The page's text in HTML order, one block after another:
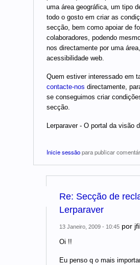
uma área geográfica, um tipo
todo o gosto em criar as
secção, bem como apoiar de
colaboradores, podendo
nos directamente por uma
acessibilidade web.
Quem estiver interessado em
contacte-nos directamente,
se conseguimos criar
secção.
Lerparaver - O portal da visão
Inicie sessãopara publicar
Re: Secção de
Lerparaver
13 Janeiro, 2009 - 10:45 por
Oi !!
Eu penso q o mais